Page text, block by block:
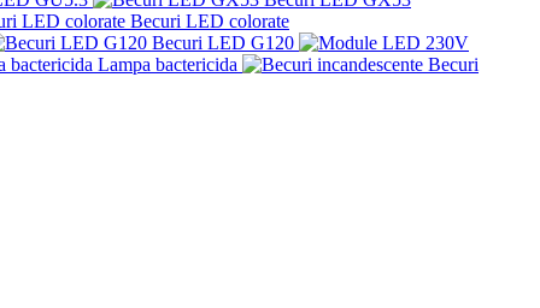
Becuri LED colorate
Becuri LED G120
Lampa bactericida
Becuri